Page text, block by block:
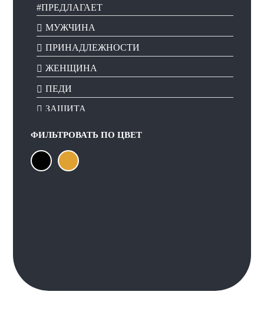
#ПРЕДЛАГАЕТ
МУЖЧИНА
ПРИНАДЛЕЖНОСТИ
ЖЕНЩИНА
ПЕДИ
ЗАЩИТА
ФИЛЬТРОВАТЬ ПОЦВЕТ